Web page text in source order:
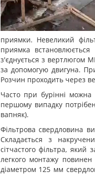
приямки. Невеликий
приямка
з'єднується з вертлюгом
за допомогую двигуна.
Розчин проходить через
Часто при бурінні
першому випадку
вапняк).
Фільтрова свердловина
Складається з
сітчастого фільтра,
легкого монтажу
діаметром 125 мм